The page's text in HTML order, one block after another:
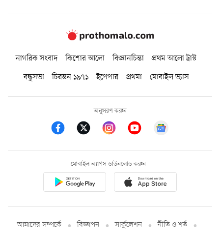
নাগরিক সংবাদ কিশোর আলো বিজ্ঞানচিন্তা
প্রথম আলো ট্রাস্ট
বন্ধুসভা
চিরন্তন ১৯৭১ ইপেপার প্রথমা মোবাইল ভ্যাস
অনুসরণ করুন
মোবাইল অ্যাপস ডাউনলোড করুন
আমাদের সম্পর্কে বিজ্ঞাপন সার্কুলেশন নীতি ও শর্ত